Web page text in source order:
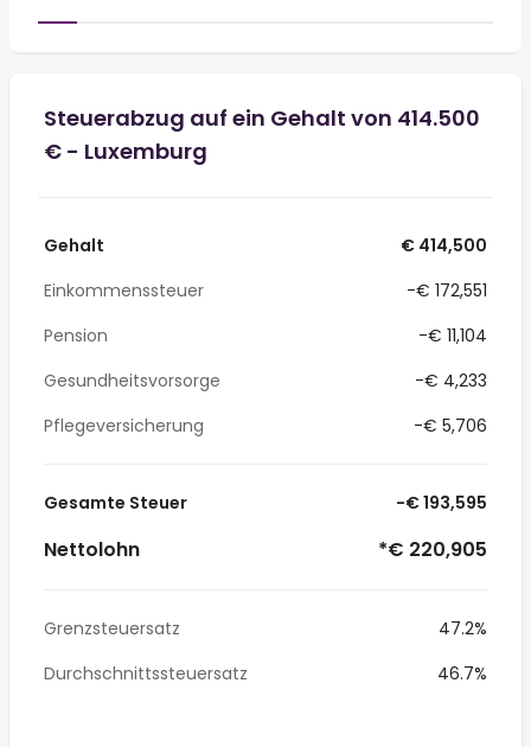
Steuerabzug auf ein Gehalt von 414.500
€ - Luxemburg
Gehalt
€ 414,500
Einkommenssteuer
-€ 172,551
Pension
-€ 11,104
Gesundheitsvorsorge
-€ 4,233
Pflegeversicherung
-€ 5,706
Gesamte Steuer -€ 193,595
Nettolohn *€ 220,905
Grenzsteuersatz
47.2%
Durchschnittssteuersatz
46.7%